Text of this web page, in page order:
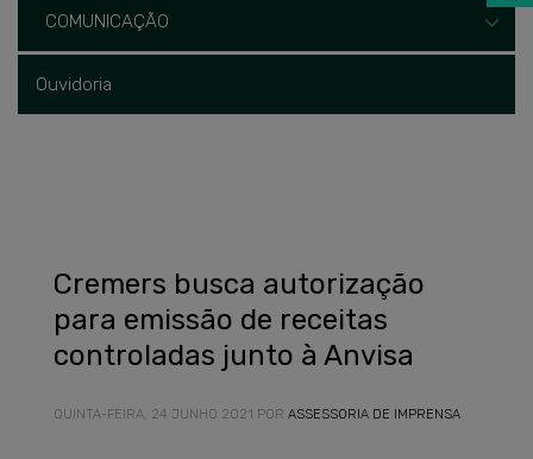
COMUNICAÇÃO
Ouvidoria
Cremers busca autorização
para emissão de receitas
controladas junto à Anvisa
QUINTA-FEIRA, 24 JUNHO 2021 POR ASSESSORIA DE IMPRENSA